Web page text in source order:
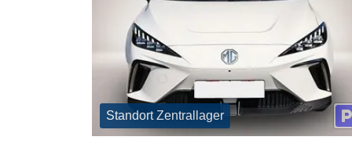
Standort Zentrallager